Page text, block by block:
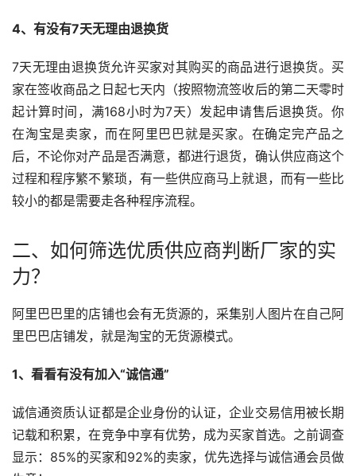
4、有没有7天无理由退换货
7天无理由退换货允许买家对其购买的商品进行退换货。买
家在签收商品之日起七天内（按照物流签收后的第二天零时
起计算时间，满168小时为7天）发起申请售后退换货。你
在淘宝是卖家，而在阿里巴巴就是买家。在确定完产品之
后，不论你对产品是否满意，都进行退货，确认供应商这个
过程和程序繁不繁琐，有一些供应商马上就退，而有一些比
较小的都是需要走各种程序流程。
二、如何筛选优质供应商判断厂家的实
力？
阿里巴巴里的店铺也会有无货源的，采集别人图片在自己阿
里巴巴店铺发，就是淘宝的无货源模式。
1、看看有没有加入“诚信通”
诚信通资质认证都是企业身份的认证，企业交易信用被长期
记载和积累，在竞争中享有优势，成为买家首选。之前调查
显示：85%的买家和92%的卖家，优先选择与诚信通会员做